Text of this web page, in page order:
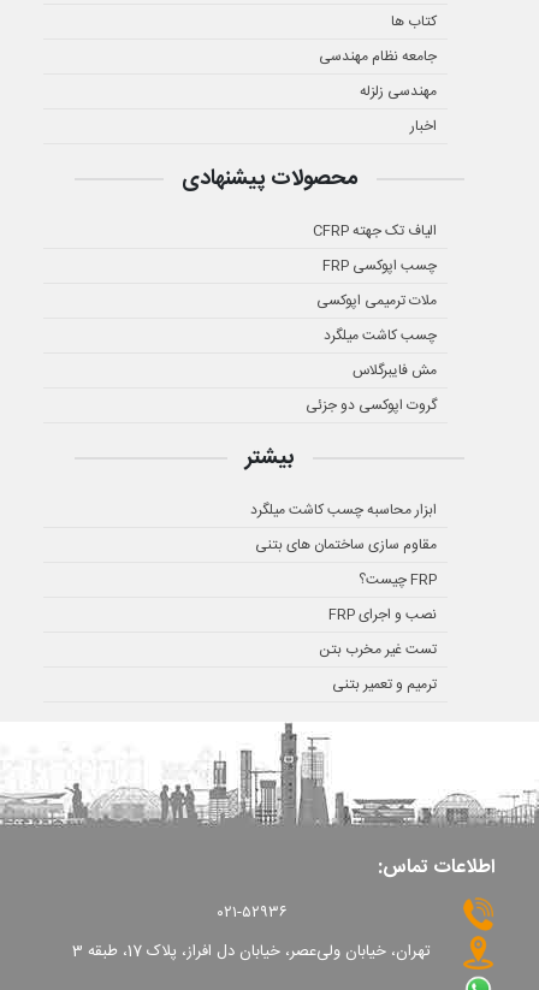
کتاب ها
جامعه نظام مهندسی
مهندسی زلزله
اخبار
محصولات پیشنهادی
الیاف تک جهته CFRP
چسب اپوکسی FRP
ملات ترمیمی اپوکسی
چسب کاشت میلگرد
مش فایبرگلاس
گروت اپوکسی دو جزئی
بیشتر
ابزار محاسبه چسب کاشت میلگرد
مقاوم سازی ساختمان های بتنی
FRP چیست؟
نصب و اجرای FRP
تست غیر مخرب بتن
ترمیم و تعمیر بتنی
اطلاعات تماس:
۰۲۱-۵۲۹۳۶
تهران، خیابان ولی‌عصر، خیابان دل افراز، پلاک 17، طبقه 3